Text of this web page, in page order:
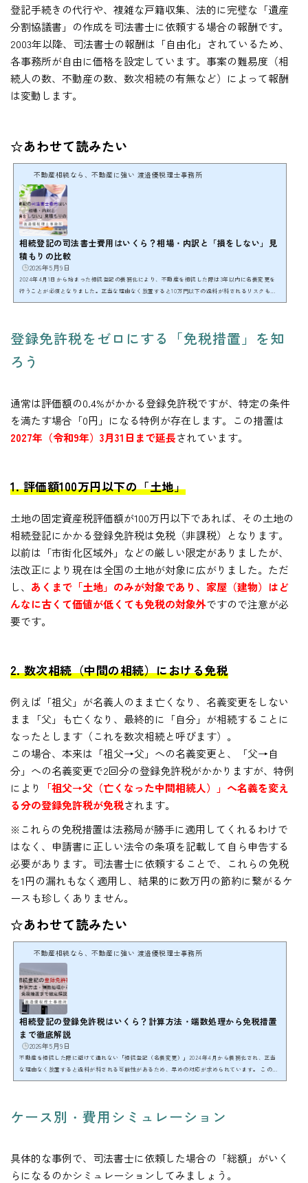
登記手続きの代行や、複雑な戸籍収集、法的に完璧な「遺産
分割協議書」の作成を司法書士に依頼する場合の報酬です。
2003年以降、司法書士の報酬は「自由化」されているため、
各事務所が自由に価格を設定しています。事案の難易度（相
続人の数、不動産の数、数次相続の有無など）によって報酬
は変動します。
☆あわせて読みたい
不動産相続なら、不動産に強い 渡邉優税理士事務所
相続登記の司法書士費用はいくら？相場・内訳と「損をしない」見
積もりの比較
2026年5月9日
2024年4月1日から始まった相続登記の義務化により、不動産を相続した際は3年以内に名義変更を
行うことが必須となりました。正当な理由なく放置すると10万円以下の過料が科されるリスクもあ
り、司法書士への依頼を検討している方が増加しています。 しかし、いざ司法書士に相談しようと
がありましたが、2003年の規制緩和以降は「自由化...
登録免許税をゼロにする「免税措置」を知
ろう
通常は評価額の0.4%がかかる登録免許税ですが、特定の条件
を満たす場合「0円」になる特例が存在します。この措置は
2027年（令和9年）3月31日まで延長されています。
1. 評価額100万円以下の「土地」
土地の固定資産税評価額が100万円以下であれば、その土地の
相続登記にかかる登録免許税は免税（非課税）となります。
以前は「市街化区域外」などの厳しい限定がありましたが、
法改正により現在は全国の土地が対象に広がりました。ただ
し、 あくまで「土地」のみが対象であり、家屋（建物）はど
んなに古くて価値が低くても免税の対象外ですので注意が必
要です。
2. 数次相続（中間の相続）における免税
例えば「祖父」が名義人のまま亡くなり、名義変更をしない
まま「父」も亡くなり、最終的に「自分」が相続することに
なったとします（これを数次相続と呼びます）。
この場合、本来は「祖父→父」への名義変更と、「父→自
分」への名義変更で2回分の登録免許税がかかりますが、特例
により
「祖父→父（亡くなった中間相続人）」へ名義を変え
る分の登録免許税が免税されます。
※これらの免税措置は法務局が勝手に適用してくれるわけで
はなく、申請書に正しい法令の条項を記載して自ら申告する
必要があります。司法書士に依頼することで、これらの免税
を1円の漏れもなく適用し、結果的に数万円の節約に繋がるケ
ースも珍しくありません。
☆あわせて読みたい
不動産相続なら、不動産に強い 渡邉優税理士事務所
相続登記の登録免許税はいくら？計算方法・端数処理から免税措置
まで徹底解説
2026年5月9日
不動産を相続した際に避けて通れない「相続登記（名義変更）」2024年4月から義務化され、正当
な理由なく放置すると過料が科される可能性があるため、早めの対応が求められています。 この手
続きで必ず発生する費用が「登録免許税」です。司法書士に依頼しても自分で申請しても、国に納
ての方でも1円単位まで正確に税額を試算できるよ...
ケース別・費用シミュレーション
具体的な事例で、司法書士に依頼した場合の「総額」がいく
らになるのかシミュレーションしてみましょう。